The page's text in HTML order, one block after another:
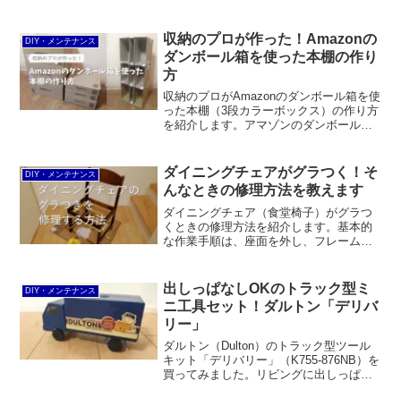
っても良いと思います。
DIY・メンテナンス
収納のプロが作った！Amazonの
ダンボール箱を使った本棚の作り
方
収納のプロがAmazonのダンボール箱を使
った本棚（3段カラーボックス）の作り方
を紹介します。アマゾンのダンボールを6
した。
DIY・メンテナンス
ダイニングチェアがグラつく！そ
んなときの修理方法を教えます
ダイニングチェア（食堂椅子）がグラつ
くときの修理方法を紹介します。基本的
な作業手順は、座面を外し、フレームを
スするだけです。ゴムハンマーを上手に
使うことがコツです。
DIY・メンテナンス
出しっぱなしOKのトラック型ミ
ニ工具セット！ダルトン「デリバ
リー」
ダルトン（Dulton）のトラック型ツール
キット「デリバリー」（K755-876NB）を
買ってみました。リビングに出しっぱな